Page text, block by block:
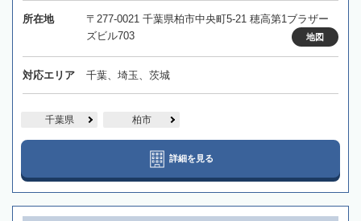
所在地
〒277-0021 千葉県柏市中央町5-21 穂高第1ブラザー
ズビル703
地図
対応エリア 千葉、埼玉、茨城
千葉県 柏市
詳細を見る